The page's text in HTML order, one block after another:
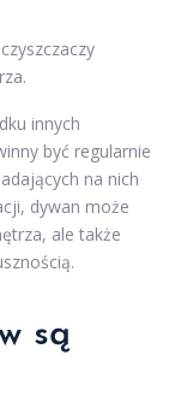
innych
być regularnie
na nich
dywan może
ale także
są